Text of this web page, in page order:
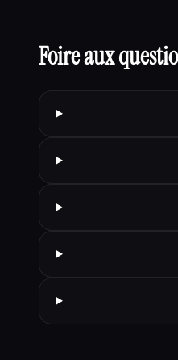
Foire aux